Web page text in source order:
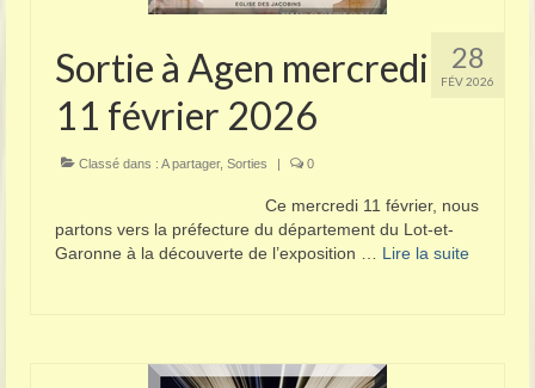
28
FÉV 2026
Sortie à Agen mercredi
11 février 2026
Classé dans : A partager, Sorties | 0
Ce mercredi 11 février, nous
partons vers la préfecture du département du Lot-et-
Garonne à la découverte de l’exposition … Lire la suite­­